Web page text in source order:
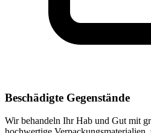
Beschädigte Gegenstände
Wir behandeln Ihr Hab und Gut mit